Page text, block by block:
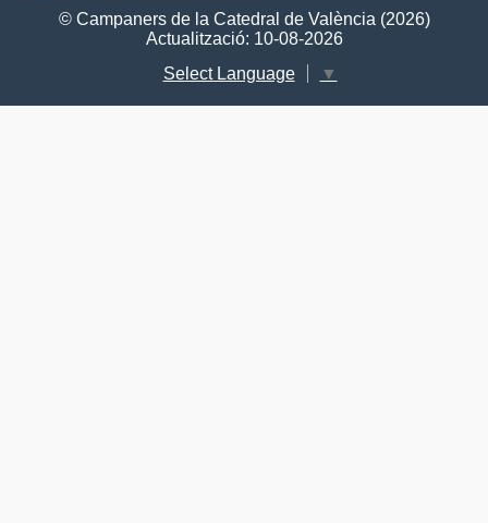
© Campaners de la Catedral de València (2026)
Actualització: 10-08-2026
Select Language
▼